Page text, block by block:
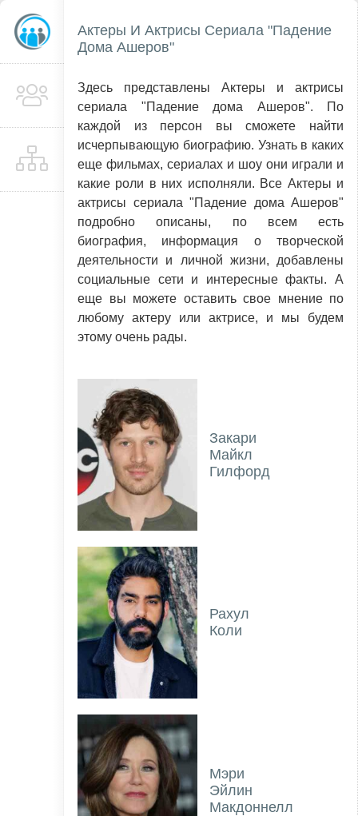
Актеры И Актрисы Сериала "Падение
Дома Ашеров"
Здесь представлены Актеры и актрисы
сериала "Падение дома Ашеров". По
каждой из персон вы сможете найти
исчерпывающую биографию. Узнать в каких
еще фильмах, сериалах и шоу они играли и
какие роли в них исполняли. Все Актеры и
актрисы сериала "Падение дома Ашеров"
подробно описаны, по всем есть
биография, информация о творческой
деятельности и личной жизни, добавлены
социальные сети и интересные факты. А
еще вы можете оставить свое мнение по
любому актеру или актрисе, и мы будем
этому очень рады.
Закари
Майкл
Гилфорд
Рахул
Коли
Мэри
Эйлин
Макдоннелл